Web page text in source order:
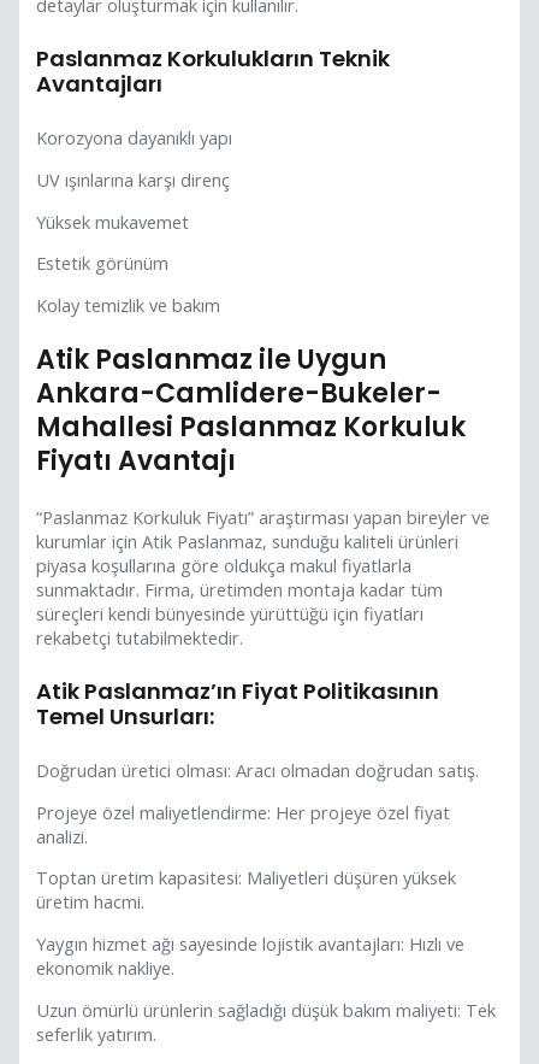
Paslanmaz Korkulukların Teknik
Avantajları
Korozyona dayanıklı yapı
UV ışınlarına karşı direnç
Yüksek mukavemet
Estetik görünüm
Kolay temizlik ve bakım
Atik Paslanmaz ile Uygun
Ankara-Camlidere-Bukeler-
Mahallesi Paslanmaz Korkuluk
Fiyatı Avantajı
“Paslanmaz Korkuluk Fiyatı” araştırması yapan bireyler ve
kurumlar için Atik Paslanmaz, sunduğu kaliteli ürünleri
piyasa koşullarına göre oldukça makul fiyatlarla
sunmaktadır. Firma, üretimden montaja kadar tüm
süreçleri kendi bünyesinde yürüttüğü için fiyatları
rekabetçi tutabilmektedir.
Atik Paslanmaz’ın Fiyat Politikasının
Temel Unsurları:
Doğrudan üretici olması: Aracı olmadan doğrudan satış.
Projeye özel maliyetlendirme: Her projeye özel fiyat
analizi.
Toptan üretim kapasitesi: Maliyetleri düşüren yüksek
üretim hacmi.
Yaygın hizmet ağı sayesinde lojistik avantajları: Hızlı ve
ekonomik nakliye.
Uzun ömürlü ürünlerin sağladığı düşük bakım maliyeti: Tek
seferlik yatırım.